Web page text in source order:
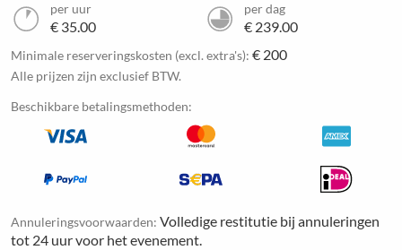
per uur
€ 35.00
per dag
€ 239.00
Minimale reserveringskosten (excl. extra's): € 200
Alle prijzen zijn exclusief BTW.
Beschikbare betalingsmethoden:
Annuleringsvoorwaarden: Volledige restitutie bij annuleringen
tot 24 uur voor het evenement.